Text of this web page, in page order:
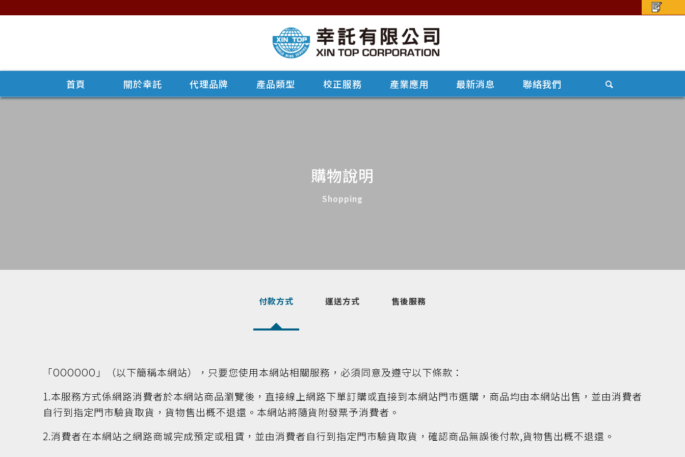
首頁 關於幸託 代理品牌 產品類型 校正服務 產業應用 最新消息 聯絡我們
購物說明
Shopping
付款方式 運送方式 售後服務
「OOOOOO」（以下簡稱本網站），只要您使用本網站相關服務，必須同意及遵守以下條款：
1.本服務方式係網路消費者於本網站商品瀏覽後，直接線上網路下單訂購或直接到本網站門市選購，商品均由本網站出售，並由消費者
自行到指定門市驗貨取貨，貨物售出概不退還。本網站將隨貨附發票予消費者。
2.消費者在本網站之網路商城完成預定或租賃，並由消費者自行到指定門市驗貨取貨，確認商品無誤後付款,貨物售出概不退還。